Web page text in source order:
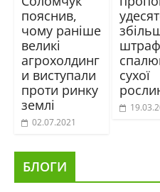
пояснив,
чому раніше
великі
агрохолдинг
и виступали
проти ринку
землі
02.07.2021
сухої
БЛОГИ